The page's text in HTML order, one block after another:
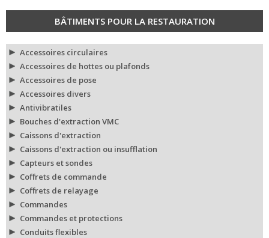
BÂTIMENTS POUR LA RESTAURATION
Accessoires circulaires
Accessoires de hottes ou plafonds
Accessoires de pose
Accessoires divers
Antivibratiles
Bouches d'extraction VMC
Caissons d'extraction
Caissons d'extraction ou insufflation
Capteurs et sondes
Coffrets de commande
Coffrets de relayage
Commandes
Commandes et protections
Conduits flexibles